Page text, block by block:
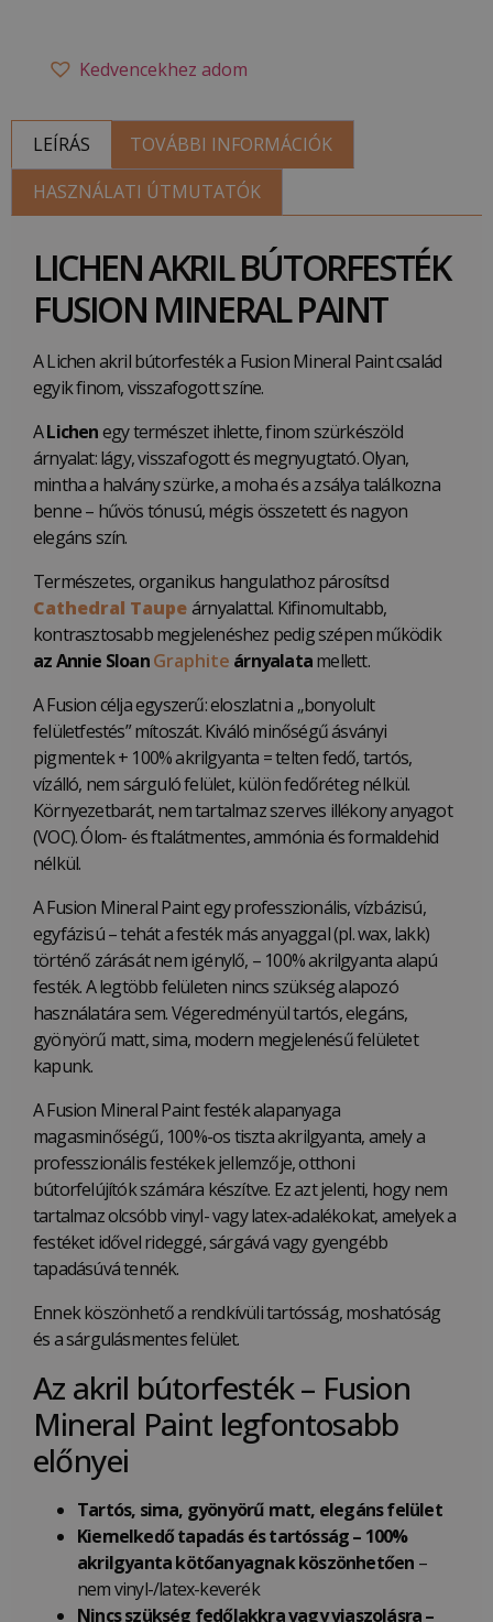
Kedvencekhez adom
LEÍRÁS
TOVÁBBI INFORMÁCIÓK
HASZNÁLATI ÚTMUTATÓK
LICHEN AKRIL BÚTORFESTÉK
FUSION MINERAL PAINT
A Lichen akril bútorfesték a Fusion Mineral Paint család
egyik finom, visszafogott színe.
ALichenegy természet ihlette, finom szürkészöld
árnyalat: lágy, visszafogott és megnyugtató. Olyan,
mintha a halvány szürke, a moha és a zsálya találkozna
benne – hűvös tónusú, mégis összetett és nagyon
elegáns szín.
Természetes, organikus hangulathoz párosítsd
Cathedral Taupeárnyalattal. Kifinomultabb,
kontrasztosabb megjelenéshez pedig szépen működik
az Annie SloanGraphite árnyalatamellett.
A Fusion célja egyszerű: eloszlatni a „bonyolult
felületfestés” mítoszát. Kiváló minőségű ásványi
pigmentek + 100% akrilgyanta = telten fedő, tartós,
vízálló, nem sárguló felület, külön fedőréteg nélkül.
Környezetbarát, nem tartalmaz szerves illékony anyagot
(VOC). Ólom- és ftalátmentes, ammónia és formaldehid
nélkül.
A Fusion Mineral Paint egy professzionális, vízbázisú,
egyfázisú – tehát a festék más anyaggal (pl. wax, lakk)
történő zárását nem igénylő, – 100% akrilgyanta alapú
festék. A legtöbb felületen nincs szükség alapozó
használatára sem. Végeredményül tartós, elegáns,
gyönyörű matt, sima, modern megjelenésű felületet
kapunk.
A Fusion Mineral Paint festék alapanyaga
magasminőségű, 100%-os tiszta akrilgyanta, amely a
professzionális festékek jellemzője, otthoni
bútorfelújítók számára készítve. Ez azt jelenti, hogy nem
tartalmaz olcsóbb vinyl- vagy latex-adalékokat, amelyek a
festéket idővel rideggé, sárgává vagy gyengébb
tapadásúvá tennék.
Ennek köszönhető a rendkívüli tartósság, moshatóság
és a sárgulásmentes felület.
Az akril bútorfesték – Fusion
Mineral Paint legfontosabb
előnyei
Tartós, sima, gyönyörű matt, elegánsfelület
Kiemelkedő tapadás és tartósság – 100%
akrilgyanta kötőanyagnak köszönhetően –
nem vinyl-/latex-keverék
Nincs szükség fedőlakkra vagy viaszolásra –